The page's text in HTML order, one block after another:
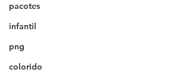
pacotes
infantil
png
colorido